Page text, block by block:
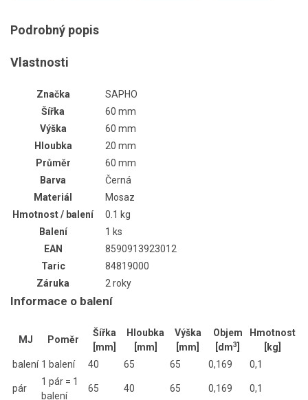
Podrobný popis
Vlastnosti
Značka
SAPHO
Šířka
60 mm
Výška
60 mm
Hloubka
20 mm
Průměr
60 mm
Barva
Černá
Materiál
Mosaz
Hmotnost / balení
0.1 kg
Balení
1 ks
EAN
8590913923012
Taric
84819000
Záruka
2 roky
Informace o balení
MJ Poměr
Šířka
[mm]
Hloubka
[mm]
Výška
[mm]
Objem
[dm3
Hmotnost
[kg]
balení 1 balení 40 65 65 0,169 0,1
pár
1 pár = 1
balení
65 40 65 0,169 0,1